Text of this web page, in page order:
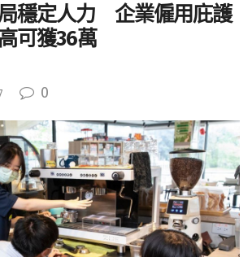
穩定人力 企業僱用庇護
可獲36萬
0